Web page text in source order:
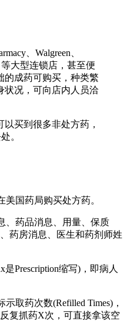
、Walgreen、
等大型连锁店，甚至便
的成药可购买，种类繁
状况，可向店内人员洽
买到很多非处方药，
。
国药局购买处方药。
、药品消息、用量、保质
药房消息、医生和药剂师姓
Prescription缩写)，即病人
取药次数(Refilled Times)，
复抓药X次，可直接拿该空